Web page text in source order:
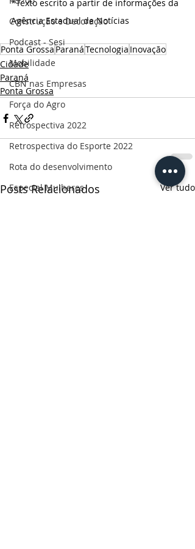
Construção e Decoração
Podcast - Sesi
Mobilidade
CBN nas Empresas
Força do Agro
Retrospectiva 2022
Retrospectiva do Esporte 2022
Rota do desenvolvimento
Especial Mulheres
*Texto escrito a partir de informações da
Agência Estadual de Notícias
Ponta Grossa ParanáTecnologia Inovação
Cidade
Paraná
Ponta Grossa
Posts Relacionados Ver tudo